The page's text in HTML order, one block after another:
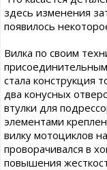
здесь изменения
появилось
Вилка по своим
стала конструкция
два конусных
втулки для
элементами
вилку мотоциклов
проворачивался в
повышения